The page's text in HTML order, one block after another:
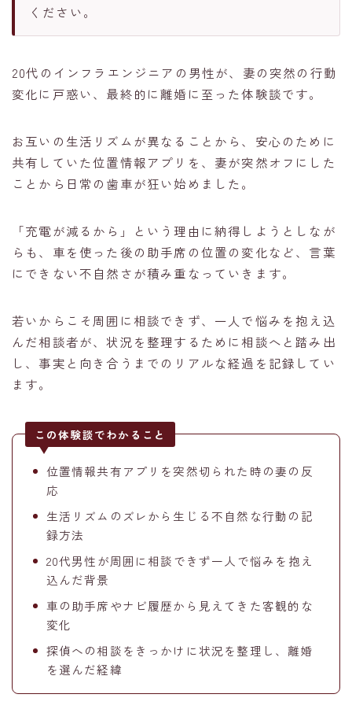
ください。
20代のインフラエンジニアの男性が、妻の突然の行動
変化に戸惑い、最終的に離婚に至った体験談です。
お互いの生活リズムが異なることから、安心のために
共有していた位置情報アプリを、妻が突然オフにした
ことから日常の歯車が狂い始めました。
「充電が減るから」という理由に納得しようとしなが
らも、車を使った後の助手席の位置の変化など、言葉
にできない不自然さが積み重なっていきます。
若いからこそ周囲に相談できず、一人で悩みを抱え込
んだ相談者が、状況を整理するために相談へと踏み出
し、事実と向き合うまでのリアルな経過を記録してい
ます。
この体験談でわかること
位置情報共有アプリを突然切られた時の妻の反
応
生活リズムのズレから生じる不自然な行動の記
録方法
20代男性が周囲に相談できず一人で悩みを抱え
込んだ背景
車の助手席やナビ履歴から見えてきた客観的な
変化
探偵への相談をきっかけに状況を整理し、離婚
を選んだ経緯